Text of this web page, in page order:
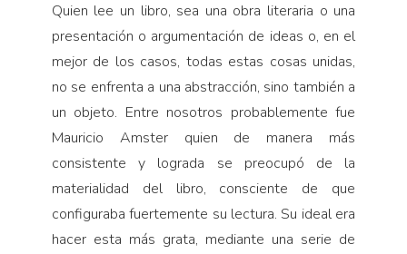
Quien lee un libro, sea una obra literaria o una
presentación o argumentación de ideas o, en el
mejor de los casos, todas estas cosas unidas,
no se enfrenta a una abstracción, sino también a
un objeto. Entre nosotros probablemente fue
Mauricio Amster quien de manera más
consistente y lograda se preocupó de la
materialidad del libro, consciente de que
configuraba fuertemente su lectura. Su ideal era
hacer esta más grata, mediante una serie de